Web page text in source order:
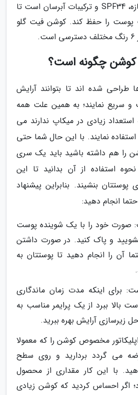
حاوی آب چای تازه، SPF34 و ترکیبات آبرسان است تا
پوست را حفظ کند. کوشن فیت گلو
کوشن چگونه است؟
شده اند تا بتوانند آرایش
و سریع نمایند؛ به همین علت همه
زیادی در میکاپ ندارند می
استفاده نمایند. با این حال شما حتی
را هم داشته باشید باید یک سری
استفاده از آن بدانید تا این
بنشیند. بنابراین پیشنهاد
انجام دهید:
صورت خود را با یک شوینده پوست
و پاک کنید. در صورت داشتن
آن را انجام دهید تا پوستتان به
برای اینکه مدت زمان ماندگاری
بالا ببرد از یک پرایمر مناسب به
زیرسازی آرایش بهره ببرید.
مخصوص کوشن را که معمولا
می گردد بردارید و روی سطح
با این کار مقداری از محصول
اگر احساس کردید که کوشن زیادی